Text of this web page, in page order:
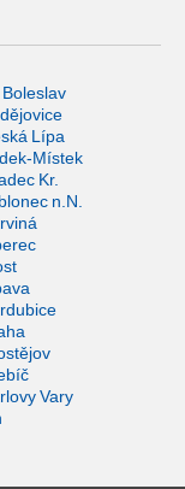
Lípa
Místek
Kr.
n.N.
Vary